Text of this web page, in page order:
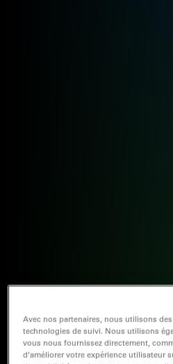
Avec nos partenaires, nous utilisons
technologies de suivi. Nous utilisons
vous nous fournissez directement,
d’améliorer votre expérience utilisateur